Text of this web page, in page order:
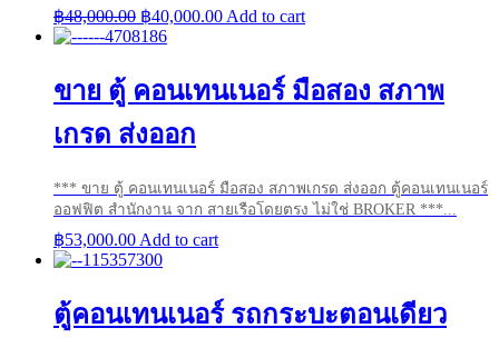
฿48,000.00 Original
price
฿40,000.00Current
฿40,000.00.
Add to cart
ขาย ตู้ คอนเทนเนอร์ มือสอง สภาพ
เกรด ส่งออก
*** ขาย ตู้ คอนเทนเนอร์ มือสอง สภาพเกรด ส่งออก ตู้คอนเทนเนอร์
ออฟฟิต สำนักงาน จาก สายเรือโดยตรง ไม่ใช่ BROKER ***...
฿53,000.00 Add to cart
ตู้คอนเทนเนอร์ รถกระบะตอนเดียว